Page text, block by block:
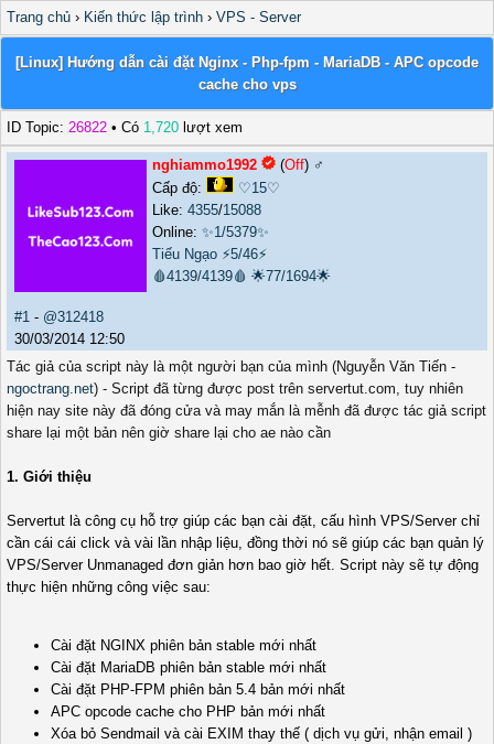
Trang chủ › Kiến thức lập trình › VPS - Server
[Linux] Hướng dẫn cài đặt Nginx - Php-fpm - MariaDB - APC opcode
cache cho vps
ID Topic: 26822 • Có 1,720 lượt xem
nghiammo1992 (Off) ♂️
Cấp độ:
♡15♡
Like: 4355/15088
Online: ✨1/5379✨
Tiếu Ngạo ⚡5/46⚡
🩸4139/4139🩸 🌟77/1694🌟
#1 - @312418
30/03/2014 12:50
Tác giả của script này là một người bạn của mình (Nguyễn Văn Tiến -
ngoctrang.net) - Script đã từng được post trên servertut.com, tuy nhiên
hiện nay site này đã đóng cửa và may mắn là mễnh đã được tác giả script
share lại một bản nên giờ share lại cho ae nào cần
1. Giới thiệu
Servertut là công cụ hỗ trợ giúp các bạn cài đặt, cấu hình VPS/Server chỉ
cần cái cái click và vài lần nhập liệu, đồng thời nó sẽ giúp các bạn quản lý
VPS/Server Unmanaged đơn giản hơn bao giờ hết. Script này sẽ tự động
thực hiện những công việc sau:
Cài đặt NGINX phiên bản stable mới nhất
Cài đặt MariaDB phiên bản stable mới nhất
Cài đặt PHP-FPM phiên bản 5.4 bản mới nhất
APC opcode cache cho PHP bản mới nhất
Xóa bỏ Sendmail và cài EXIM thay thế ( dịch vụ gửi, nhận email )